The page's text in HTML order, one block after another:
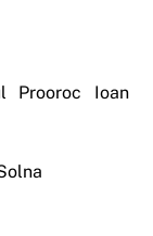
Prooroc Ioan